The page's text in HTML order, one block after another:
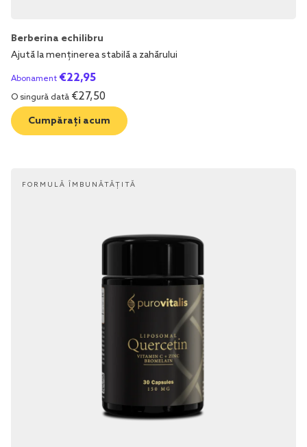
Berberina echilibru
Ajută la menținerea stabilă a zahărului
Abonament €22,95
O singură dată €27,50
Cumpărați acum
FORMULĂ ÎMBUNĂTĂȚITĂ